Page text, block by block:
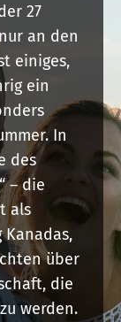
27
an den
einiges,
ein
In
des
– die
als
Kanadas,
über
die
werden.